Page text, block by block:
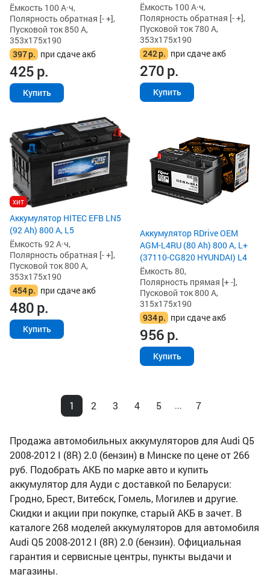
Ёмкость 100 А·ч,
Полярность обратная [- +],
Пусковой ток 850 А,
353x175x190
397р. при сдаче акб
425р.
Купить
Ёмкость 100 А·ч,
Полярность обратная [- +],
Пусковой ток 780 А,
353x175x190
242р. при сдаче акб
270р.
Купить
хит
Аккумулятор HITEC EFB LN5
(92 Ah) 800 А, L5
Ёмкость 92 А·ч,
Полярность обратная [- +],
Пусковой ток 800 А,
353x175x190
454р. при сдаче акб
480р.
Купить
Аккумулятор RDrive OEM
AGM-L4RU (80 Ah) 800 А, L+
(37110-CG820 HYUNDAI) L4
Ёмкость 80,
Полярность прямая [+ -],
Пусковой ток 800 А,
315x175x190
934р. при сдаче акб
956р.
Купить
1 2 3 4 5 ... 7
Продажа автомобильных аккумуляторов для Audi Q5
2008-2012 I (8R) 2.0 (бензин) в Минске по цене от 266
руб. Подобрать АКБ по марке авто и купить
аккумулятор для Ауди с доставкой по Беларуси:
Гродно, Брест, Витебск, Гомель, Могилев и другие.
Скидки и акции при покупке, старый АКБ в зачет. В
каталоге 268 моделей аккумуляторов для автомобиля
Audi Q5 2008-2012 I (8R) 2.0 (бензин). Официальная
гарантия и сервисные центры, пункты выдачи и
магазины.